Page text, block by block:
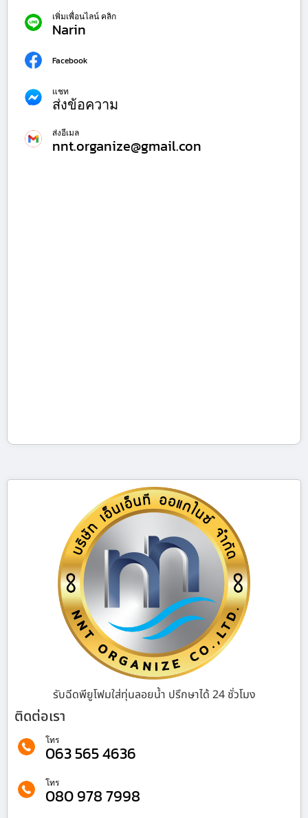
เพิ่มเพื่อนไลน์ คลิก
Narin
Facebook
แชท
ส่งข้อความ
ส่งอีเมล
nnt.organize@gmail.con
รับฉีดพียูโฟมใส่ทุ่นลอยน้ำ ปรึกษาได้ 24 ชั่วโมง
ติดต่อเรา
โทร
063 565 4636
โทร
080 978 7998